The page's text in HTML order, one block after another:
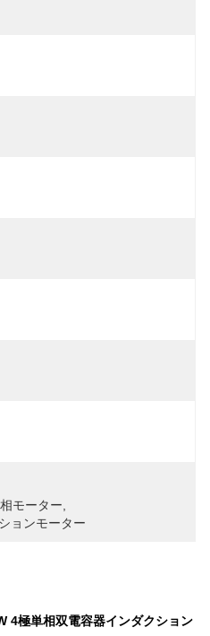
モーター
ョンモーター
4極単相双電容器インダクション